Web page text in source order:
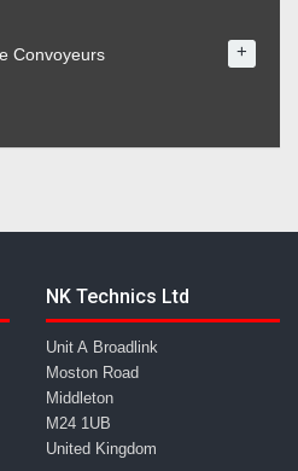
Convoyeurs +
NK Technics Ltd
Unit A Broadlink
Moston Road
Middleton
M24 1UB
United Kingdom